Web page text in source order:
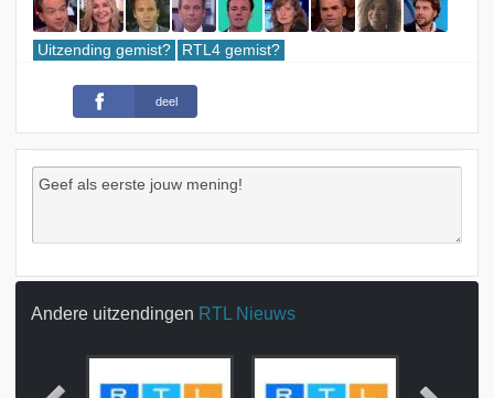
Uitzending gemist? RTL4 gemist?
deel
Andere uitzendingen RTL Nieuws